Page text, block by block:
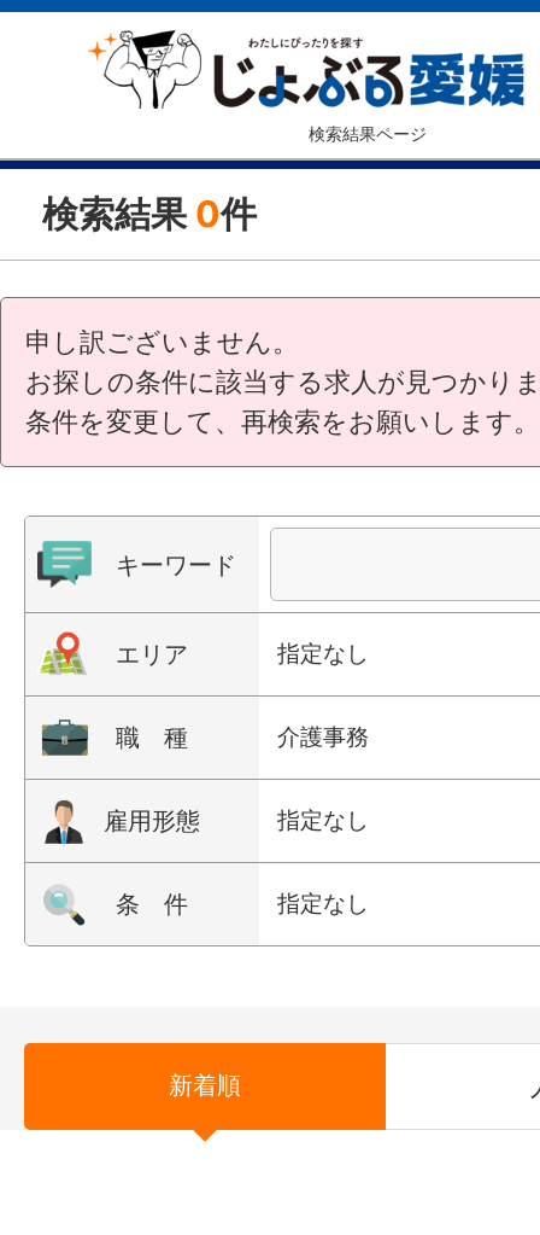
検索結果ページ
検索結果 0件
申し訳ございません。
お探しの条件に該当する求人が見つかり
条件を変更して、再検索をお願いします。
キーワード
エリア 指定なし
職 種 介護事務
雇用形態 指定なし
条 件 指定なし
新着順